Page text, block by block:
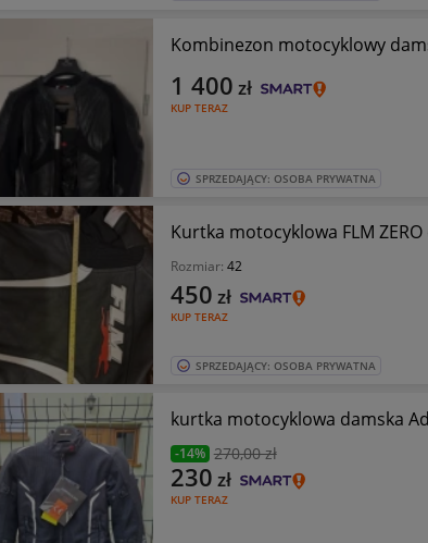
Kombinezon motocyklowy
KUP TERAZ
1 400 zł
SPRZEDAJĄCY: OSOBA PRYWATNA
Kurtka motocyklowa FLM
Rozmiar: 42
KUP TERAZ
450 zł
SPRZEDAJĄCY: OSOBA PRYWATNA
kurtka motocyklowa damska
-14% 270,00 zł
KUP TERAZ
230 zł